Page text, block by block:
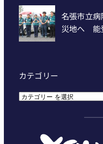
カテゴリー
カ